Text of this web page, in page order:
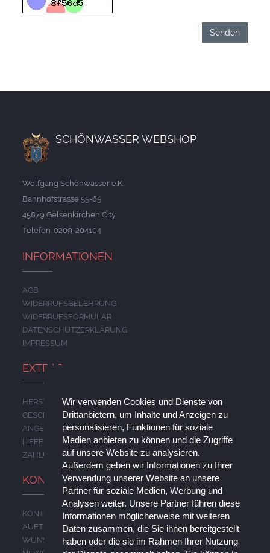
Wir verwenden Cookies und Dienste von
Drittanbietern, um Inhalte und Anzeigen zu
personalisieren, Funktionen für soziale
Medien anbieten zu können und die Zugriffe
auf unsere Website zu analysieren.
Außerdem geben wir Informationen zu Ihrer
Verwendung unserer Website an unsere
Partner für soziale Medien, Werbung und
Analysen weiter. Unsere Partner führen diese
Informationen möglicherweise mit weiteren
Daten zusammen, die Sie ihnen bereitgestellt
haben oder die sie im Rahmen Ihrer Nutzung
SCHÖNWASSER WEBSHOP
Wolfgang Schönwasser e.K.
Bahnhofstrasse 55-65
45879 Gelsenkirchen City
Telefon: 0209-204104
INFORMATIONEN
AGB
WIDERRUFSBELEHRUNG
WIDERRUFSFORMULAR
DATENSCHUTZERKLÄRUNG
IMPRESSUM
EXTRAS
HERSTELLER
GESCHENKGUTSCHEINE
ANGEBOTE
LIEFERUNG
ZAHLUNG
KONTO
KONTO
AUFTRAGSVERLAUF
WUNSCHLISTE